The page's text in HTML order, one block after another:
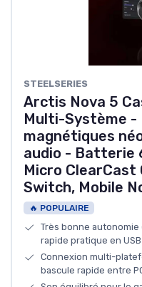
STEELSERIES
Arctis Nova 5
Multi-Système
magnétiques
audio - Batterie
Micro ClearCast
Switch, Mobile
🔥 POPULAIRE
Très bonne
rapide pratique en
Connexion multi-
bascule rapide entre